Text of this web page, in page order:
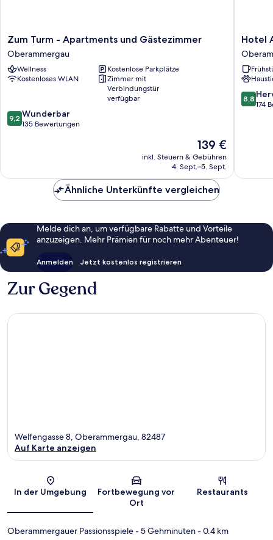
Zum
Turm
-
Apartments
und
Zum Turm - Apartments und Gästezimmer
Oberammergau
Wellness
Kostenlose Parkplätze
Kostenloses WLAN
Zimmer mit
Verbindungstür
verfügbar
9.2
von
9,2 Wunderbar
135 Bewertungen
Der
Preis
beträgt
139 €
inkl. Steuern & Gebühren
4. Sept.–5. Sept.
Hotel
Arnika
Hotel
8.8
von
8,8
174
Ähnliche Unterkünfte vergleichen
Melde dich an, um verfügbare Rabatte und Vorteile
anzuzeigen. Mehr Prämien für noch mehr Abenteuer!
Anmelden Jetzt kostenlos registrieren
Zur Gegend
Karte
Welfengasse 8, Oberammergau, 82487
Auf Karte anzeigen
In der Umgebung
Fortbewegung vor
Ort
Restaurants
Oberammergauer Passionsspiele- 5 Gehminuten- 0.4 km